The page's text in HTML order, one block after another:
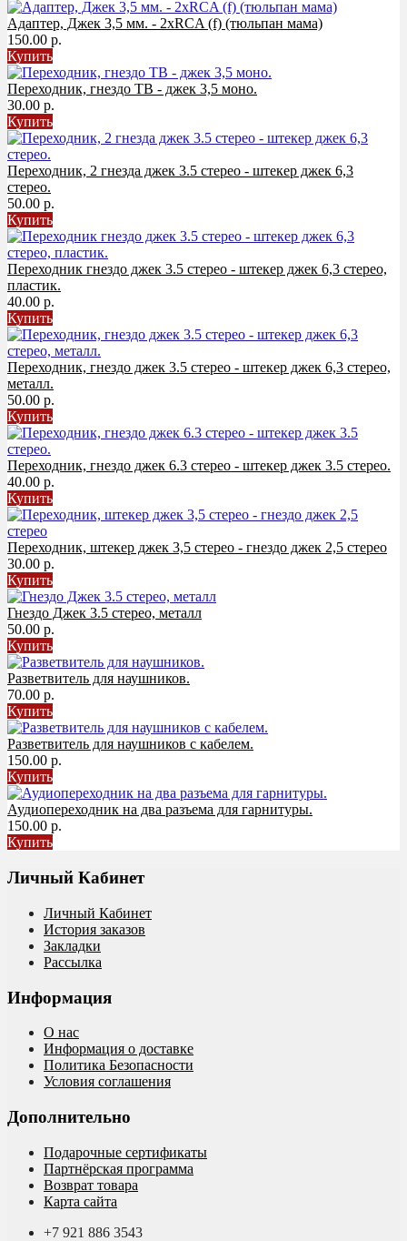
Адаптер, Джек 3,5 мм. - 2хRCA (f) (тюльпан мама)
150.00 р.
Купить
Переходник, гнездо ТВ - джек 3,5 моно.
30.00 р.
Купить
Переходник, 2 гнезда джек 3.5 стерео - штекер джек 6,3
стерео.
50.00 р.
Купить
Переходник гнездо джек 3.5 стерео - штекер джек 6,3 стерео,
пластик.
40.00 р.
Купить
Переходник, гнездо джек 3.5 стерео - штекер джек 6,3 стерео,
металл.
50.00 р.
Купить
Переходник, гнездо джек 6.3 стерео - штекер джек 3.5 стерео.
40.00 р.
Купить
Переходник, штекер джек 3,5 стерео - гнездо джек 2,5 стерео
30.00 р.
Купить
Гнездо Джек 3.5 стерео, металл
50.00 р.
Купить
Разветвитель для наушников.
70.00 р.
Купить
Разветвитель для наушников с кабелем.
150.00 р.
Купить
Аудиопереходник на два разъема для гарнитуры.
150.00 р.
Купить
Личный Кабинет
Личный Кабинет
История заказов
Закладки
Рассылка
Информация
О нас
Информация о доставке
Политика Безопасности
Условия соглашения
Дополнительно
Подарочные сертификаты
Партнёрская программа
Возврат товара
Карта сайта
+7 921 886 3543